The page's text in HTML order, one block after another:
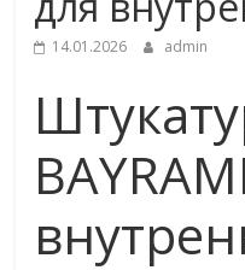
14.01.2026 admin